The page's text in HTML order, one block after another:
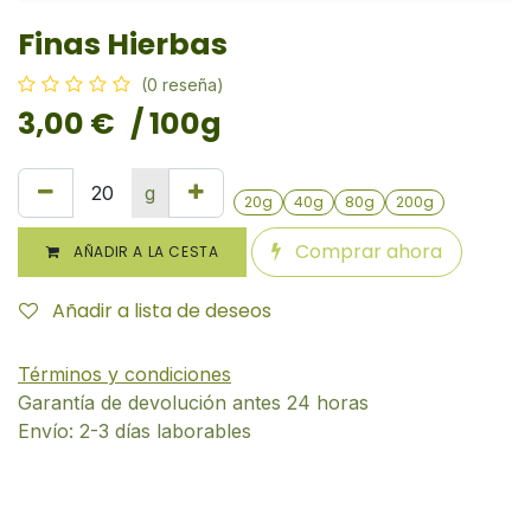
Finas Hierbas
(0 reseña)
3,00 € / 100g
g 20g 40g 80g 200g
AÑADIR A LA CESTA Comprar ahora
Añadir a lista de deseos
Términos y condiciones
Garantía de devolución antes 24 horas
Envío: 2-3 días laborables